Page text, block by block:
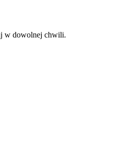
w dowolnej chwili.